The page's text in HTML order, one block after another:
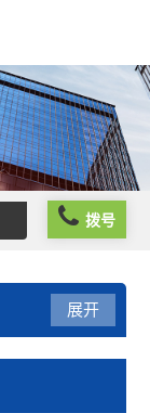
拨号
展开